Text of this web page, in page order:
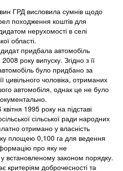
ГРД висловила сумнів щодо
походження коштів для
нерухомості в селі
області.
придбала автомобіль
року випуску. Згідно з її
було придбано за
цивільного чоловіка, отриманих
автомобіля, однак це не було
1995 року на підставі
сільської ради народних
отримано у власність
площею 0,100 га для ведення
про яку не
встановленому законом порядку.
критеріям доброчесності та